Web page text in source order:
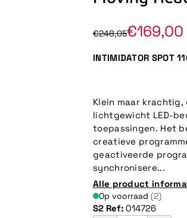
€248,05€169,00
INTIMIDATOR SPOT
Klein maar
lichtgewicht LED-
toepassingen. Het
creatieve
geactiveerde
synchronisere...
Alle product
Op voorraad (2)
S2 Ref: 014726